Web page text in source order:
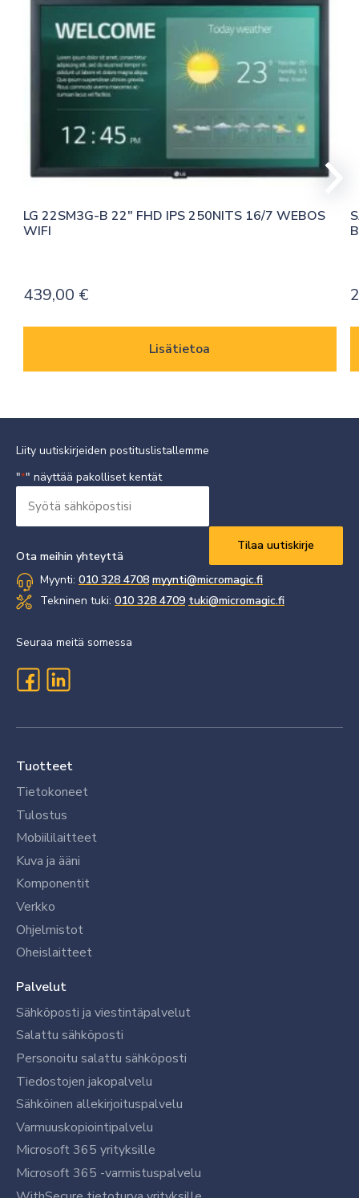
LG 22SM3G-B 22″ FHD IPS 250NITS 16/7 WEBOS
WIFI
439,00 €
Lisätietoa
Liity uutiskirjeiden postituslistallemme
"*" näyttää pakolliset kentät
sähköpostisi
Ota meihin yhteyttä
Myynti: 010 328 4708 myynti@micromagic.fi
Tekninen tuki: 010 328 4709 tuki@micromagic.fi
Seuraa meitä somessa
Tuotteet
Tietokoneet
Tulostus
Mobiililaitteet
Kuva ja ääni
Komponentit
Verkko
Ohjelmistot
Oheislaitteet
Palvelut
Sähköposti ja viestintäpalvelut
Salattu sähköposti
Personoitu salattu sähköposti
Tiedostojen jakopalvelu
Sähköinen allekirjoituspalvelu
Varmuuskopiointipalvelu
Microsoft 365 yrityksille
Microsoft 365 -varmistuspalvelu